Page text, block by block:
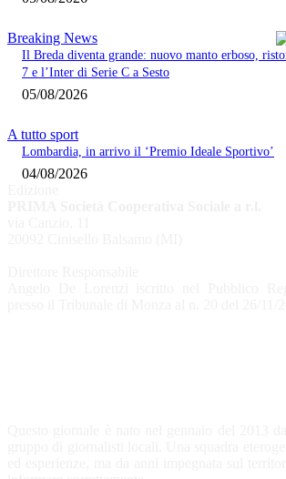
Breaking News
Il Breda diventa grande: nuovo manto erboso,
7 e l’Inter di Serie C a Sesto
05/08/2026
A tutto sport
Lombardia, in arrivo il ‘Premio Ideale Sportivo’
04/08/2026